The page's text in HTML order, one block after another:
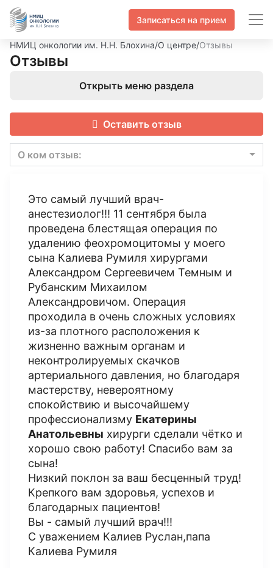
Записаться на прием
НМИЦ онкологии им. Н.Н. Блохина/О центре/Отзывы
Отзывы
Открыть меню раздела
Оставить отзыв
О ком отзыв:
Это самый лучший врач-
анестезиолог!!! 11 сентября была
проведена блестящая операция по
удалению феохромоцитомы у моего
сына Калиева Румиля хирургами
Александром Сергеевичем Темным и
Рубанским Михаилом
Александровичом. Операция
проходила в очень сложных условиях
из-за плотного расположения к
жизненно важным органам и
неконтролируемых скачков
артериального давления, но благодаря
мастерству, невероятному
спокойствию и высочайшему
профессионализму Екатерины
Анатольевны хирурги сделали чётко и
хорошо свою работу! Спасибо вам за
сына!
Низкий поклон за ваш бесценный труд!
Крепкого вам здоровья, успехов и
благодарных пациентов!
Вы - самый лучший врач!!!
С уважением Калиев Руслан,папа
Калиева Румиля